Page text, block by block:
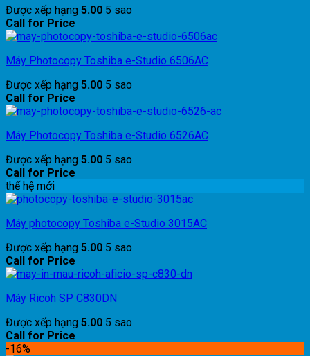
Được xếp hạng 5.00 5 sao
Call for Price
Máy Photocopy Toshiba e-Studio 6506AC
Được xếp hạng 5.00 5 sao
Call for Price
Máy Photocopy Toshiba e-Studio 6526AC
Được xếp hạng 5.00 5 sao
Call for Price
thế hệ mới
Máy photocopy Toshiba e-Studio 3015AC
Được xếp hạng 5.00 5 sao
Call for Price
Máy Ricoh SP C830DN
Được xếp hạng 5.00 5 sao
Call for Price
-16%